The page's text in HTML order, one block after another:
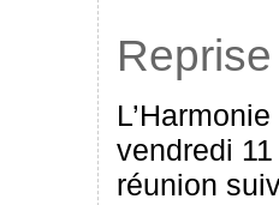
vendredi
réunion